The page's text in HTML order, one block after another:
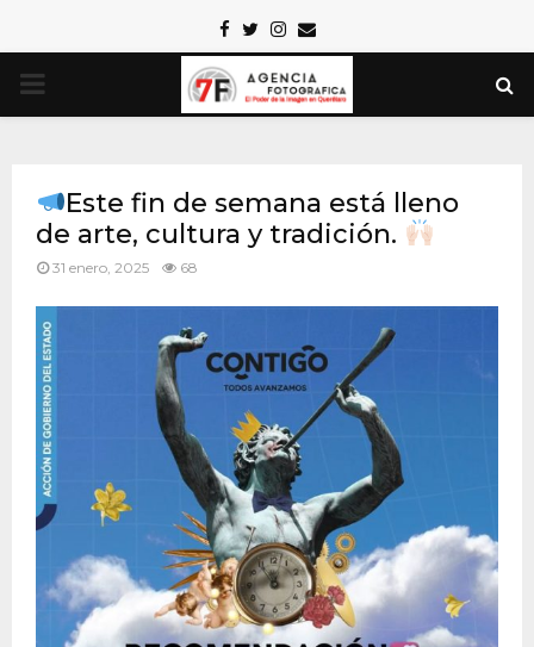
Facebook
TwitterInstagram
Email
PRIMARY
Este fin de semana está lleno
de arte, cultura y tradición.
31 enero, 2025 68